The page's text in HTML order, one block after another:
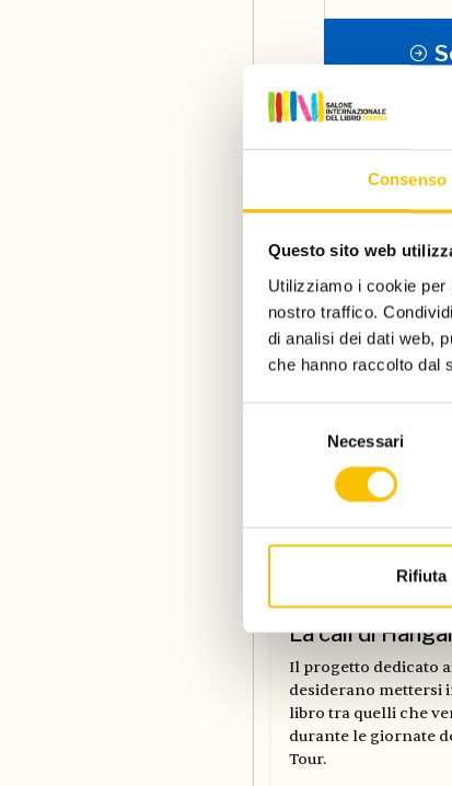
Consenso
Questo sito web
Utilizziamo i cookie
nostro traffico.
di analisi dei dati web,
che hanno raccolto dal
Necessari
Rifiuta
News dal
Dal Salone
La call di
Il progetto dedicato
desiderano mettersi
libro tra quelli che
durante le giornate
Tour.